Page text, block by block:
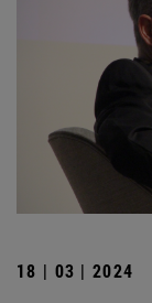
18 | 03 | 2024